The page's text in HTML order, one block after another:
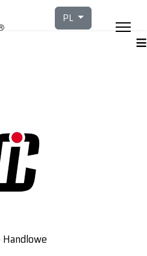
Wybierz swój język
PL
≡
Handlowe